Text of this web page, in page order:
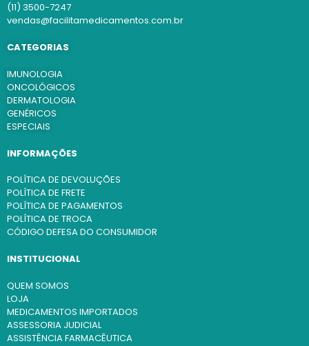
(11) 3500-7247
vendas@facilitamedicamentos.com.br
CATEGORIAS
IMUNOLOGIA
ONCOLÓGICOS
DERMATOLOGIA
GENÉRICOS
ESPECIAIS
INFORMAÇÕES
POLÍTICA DE DEVOLUÇÕES
POLÍTICA DE FRETE
POLÍTICA DE PAGAMENTOS
POLÍTICA DE TROCA
CÓDIGO DEFESA DO CONSUMIDOR
INSTITUCIONAL
QUEM SOMOS
LOJA
MEDICAMENTOS IMPORTADOS
ASSESSORIA JUDICIAL
ASSISTÊNCIA FARMACÊUTICA